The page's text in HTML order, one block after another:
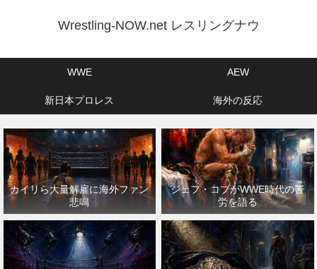
Wrestling-NOW.net レスリングナウ
WWE AEW
新日本プロレス 海外の反応
カイリら大量解雇に海外ファン
悲鳴
ジェフ・コブがWWE時代の苦
労を語る